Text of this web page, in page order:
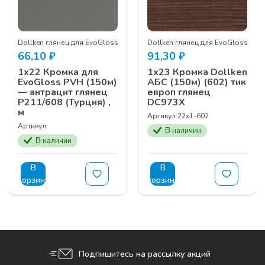
Dollken глянец для EvoGloss
66,10 ₽
1х22 Кромка для
EvoGloss PVH (150м)
— антрацит глянец
Р211/608 (Турция) ,
м
Артикул:
В наличии
В
корзину
Dollken глянец для EvoGloss
91,30 ₽
1х23 Кромка Dollken
АБС (150м) (602) тик
европ глянец
DC973X
Артикул:22х1-602
В наличии
В
корзину
Подпишитесь на рассылку акций